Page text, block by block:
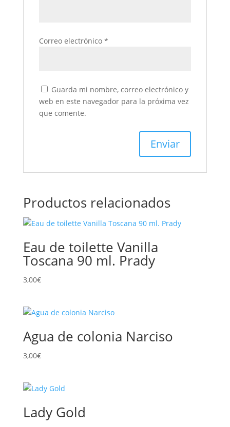
Correo electrónico *
Guarda mi nombre, correo electrónico y
web en este navegador para la próxima vez
que comente.
Productos relacionados
Eau de toilette Vanilla
Toscana 90 ml. Prady
3,00€
Agua de colonia Narciso
3,00€
Lady Gold